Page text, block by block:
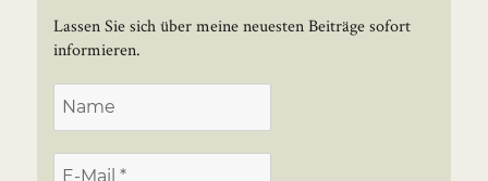
Lassen Sie sich über meine neuesten Beiträge sofort
informieren.